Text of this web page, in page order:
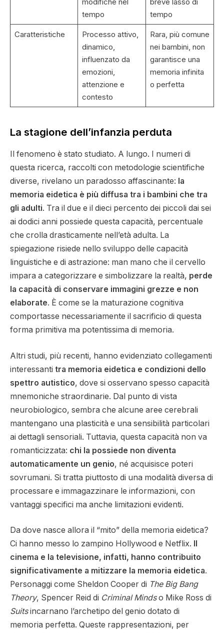
tempo
tempo
Caratteristiche
Processo attivo,
dinamico,
influenzato da
emozioni,
attenzione e
contesto
Rara, più comune
nei bambini, non
garantisce una
memoria infinita
o perfetta
La stagione dell’infanzia perduta
Il fenomeno è stato studiato. A lungo. I numeri di
questa ricerca, raccolti con metodologie scientifiche
diverse, rivelano un paradosso affascinante: la
memoria eidetica è più diffusa tra i bambini che tra
gli adulti. Tra il due e il dieci percento dei piccoli dai sei
ai dodici anni possiede questa capacità, percentuale
che crolla drasticamente nell’età adulta. La
spiegazione risiede nello sviluppo delle capacità
linguistiche e di astrazione: man mano che il cervello
impara a categorizzare e simbolizzare la realtà, perde
la capacità di conservare immagini grezze e non
elaborate. È come se la maturazione cognitiva
comportasse necessariamente il sacrificio di questa
forma primitiva ma potentissima di memoria.
Altri studi, più recenti, hanno evidenziato collegamenti
interessanti tra memoria eidetica e condizioni dello
spettro autistico, dove si osservano spesso capacità
mnemoniche straordinarie. Dal punto di vista
neurobiologico, sembra che alcune aree cerebrali
mantengano una plasticità e una sensibilità particolari
ai dettagli sensoriali. Tuttavia, questa capacità non va
romanticizzata: chi la possiede non diventa
automaticamente un genio, né acquisisce poteri
sovrumani. Si tratta piuttosto di una modalità diversa di
processare e immagazzinare le informazioni, con
vantaggi specifici ma anche limitazioni evidenti.
Da dove nasce allora il “mito” della memoria eidetica?
Ci hanno messo lo zampino Hollywood e Netflix.
cinema e la televisione, infatti, hanno contribuito
significativamente a mitizzare la memoria eidetica.
Personaggi come Sheldon Cooper di The Big Bang
Theory, Spencer Reid di Criminal Mindso Mike Ross di
Suitsincarnano l’archetipo del genio dotato di
memoria perfetta. Queste rappresentazioni, per